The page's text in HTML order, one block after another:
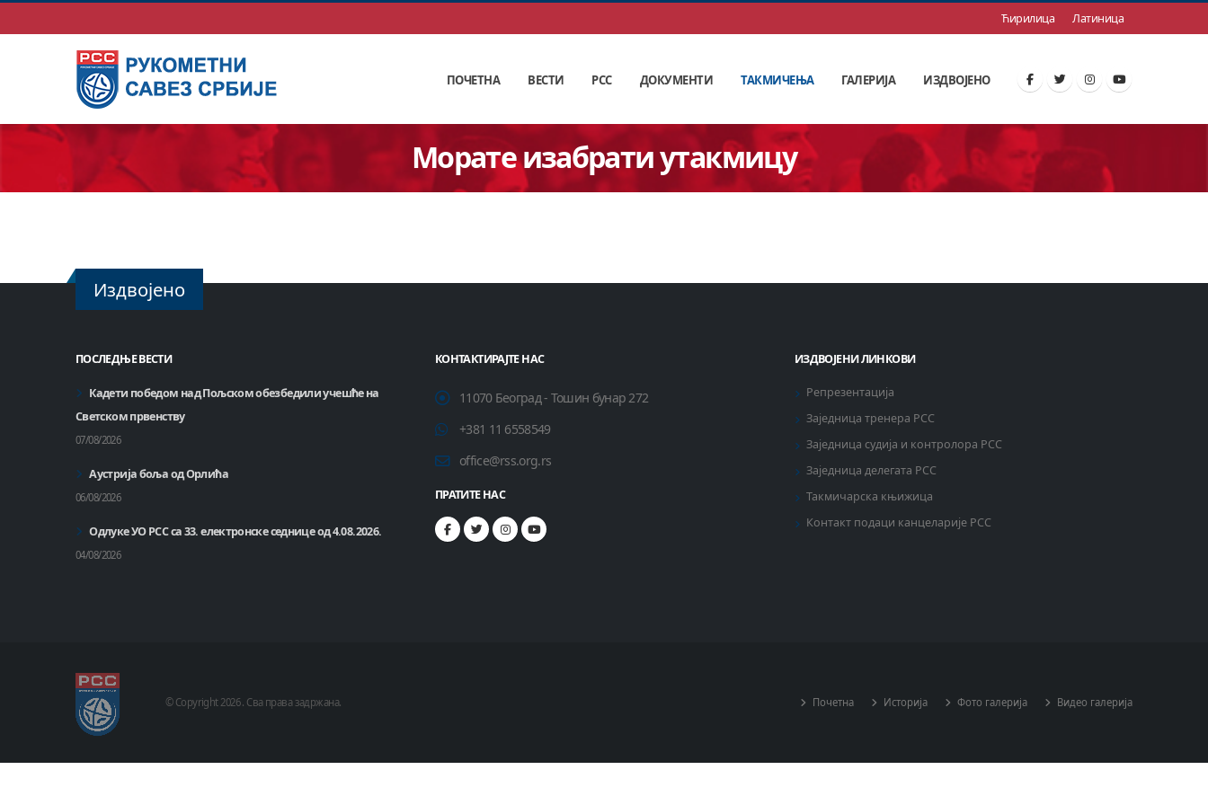
Ћирилица Латиница
ПОЧЕТНА ВЕСТИ РСС ДОКУМЕНТИ ТАКМИЧЕЊА ГАЛЕРИЈА ИЗДВОЈЕНО
Морате изабрати утакмицу
Издвојено
ПОСЛЕДЊЕ ВЕСТИ
Кадети победом над Пољском обезбедили учешће на
Светском првенству
07/08/2026
Аустрија боља од Орлића
06/08/2026
Одлуке УО РСС са 33. електронске седнице од 4.08.2026.
04/08/2026
КОНТАКТИРАЈТЕ НАС
11070 Београд - Тошин бунар 272
+381 11 6558549
office@rss.org.rs
ПРАТИТЕ НАС
ИЗДВОЈЕНИ ЛИНКОВИ
Репрезентација
Заједница тренера РСС
Заједница судија и контролора РСС
Заједница делегата РСС
Такмичарска књижица
Контакт подаци канцеларије РСС
© Copyright 2026 . Сва права задржана. Почетна Историја Фото галерија Видео галерија